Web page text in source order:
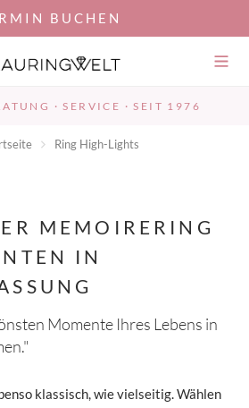
BUCHEN
· SERVICE · SEIT 1976
Ring High-Lights
MEMOIRERING
IN
Momente Ihres Lebens in
klassisch, wie vielseitig. Wählen